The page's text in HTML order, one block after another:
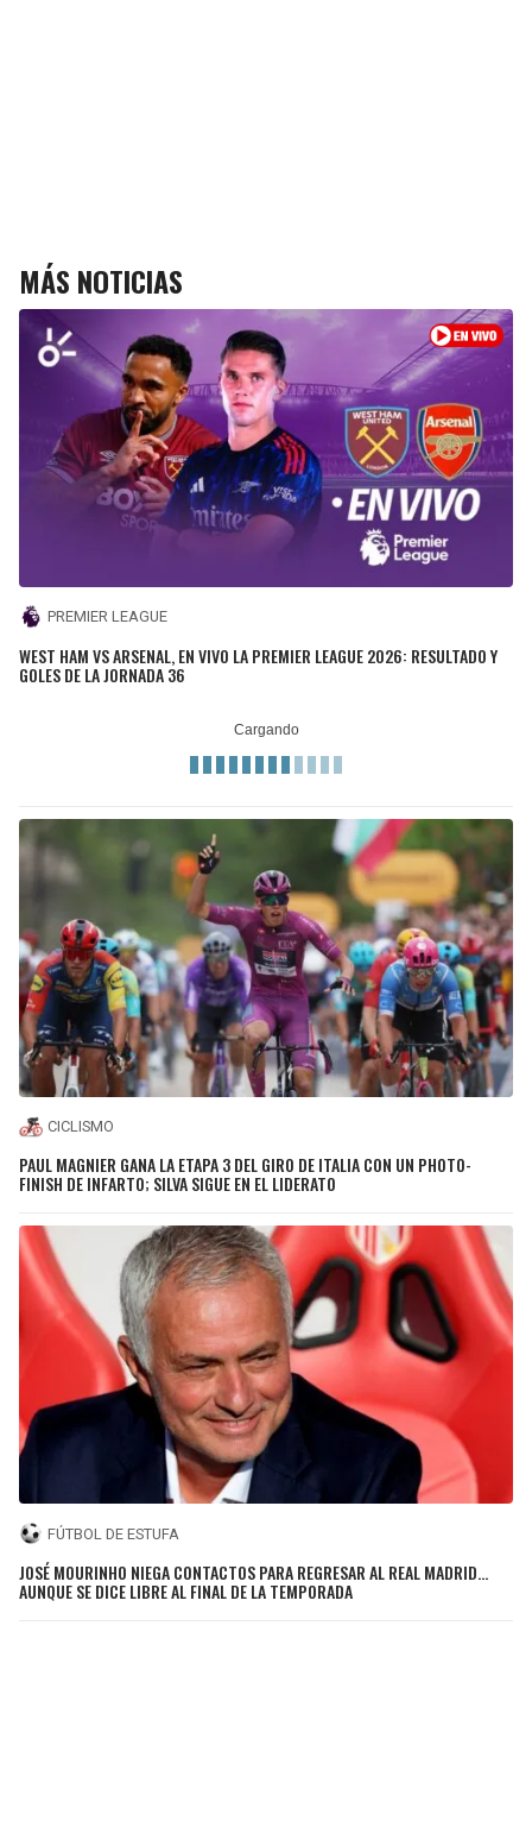
MÁS NOTICIAS
PREMIER LEAGUE
WEST HAM VS ARSENAL, EN VIVO LA PREMIER LEAGUE 2026: RESULTADO Y
GOLES DE LA JORNADA 36
CICLISMO
PAUL MAGNIER GANA LA ETAPA 3 DEL GIRO DE ITALIA CON UN PHOTO-
FINISH DE INFARTO; SILVA SIGUE EN EL LIDERATO
FÚTBOL DE ESTUFA
JOSÉ MOURINHO NIEGA CONTACTOS PARA REGRESAR AL REAL MADRID...
AUNQUE SE DICE LIBRE AL FINAL DE LA TEMPORADA